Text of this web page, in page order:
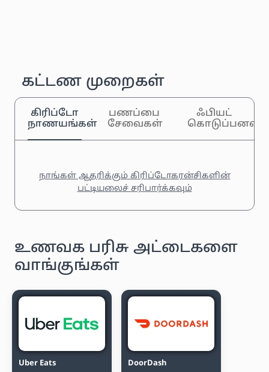
கட்டண முறைகள்
கிரிப்டோ
நாணயங்கள்
பணப்பை
சேவைகள்
ஃபியட்
நாங்கள் ஆதரிக்கும் கிரிப்டோகரன்சிகளின்
பட்டியலைச் சரிபார்க்கவும்
உணவக பரிசு அட்டைகளை
வாங்குங்கள்
Uber Eats DoorDash